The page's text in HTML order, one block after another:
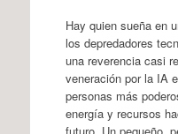
Hay quien sueña en
los depredadores
una reverencia casi
veneración por la IA
personas más
energía y recursos